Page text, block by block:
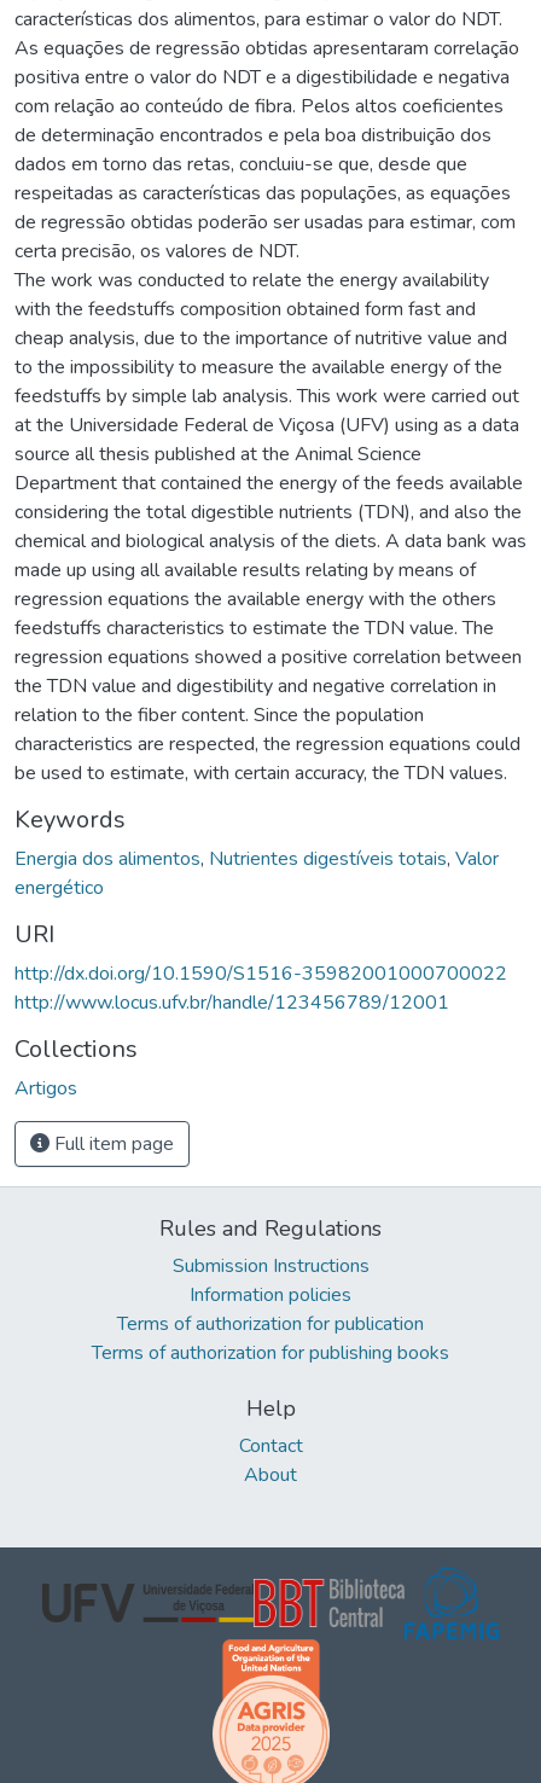
características dos alimentos, para estimar o valor do NDT.
As equações de regressão obtidas apresentaram correlação
positiva entre o valor do NDT e a digestibilidade e negativa
com relação ao conteúdo de fibra. Pelos altos coeficientes
de determinação encontrados e pela boa distribuição dos
dados em torno das retas, concluiu-se que, desde que
respeitadas as características das populações, as equações
de regressão obtidas poderão ser usadas para estimar, com
certa precisão, os valores de NDT.
The work was conducted to relate the energy availability
with the feedstuffs composition obtained form fast and
cheap analysis, due to the importance of nutritive value and
to the impossibility to measure the available energy of the
feedstuffs by simple lab analysis. This work were carried out
at the Universidade Federal de Viçosa (UFV) using as a data
source all thesis published at the Animal Science
Department that contained the energy of the feeds available
considering the total digestible nutrients (TDN), and also the
chemical and biological analysis of the diets. A data bank was
made up using all available results relating by means of
regression equations the available energy with the others
feedstuffs characteristics to estimate the TDN value. The
regression equations showed a positive correlation between
the TDN value and digestibility and negative correlation in
relation to the fiber content. Since the population
characteristics are respected, the regression equations could
be used to estimate, with certain accuracy, the TDN values.
Keywords
Energia dos alimentos, Nutrientes digestíveis totais, Valor
energético
URI
http://dx.doi.org/10.1590/S1516-35982001000700022
http://www.locus.ufv.br/handle/123456789/12001
Collections
Artigos
Full item page
Rules and Regulations
Submission Instructions
Information policies
Terms of authorization for publication
Terms of authorization for publishing books
Help
Contact
About